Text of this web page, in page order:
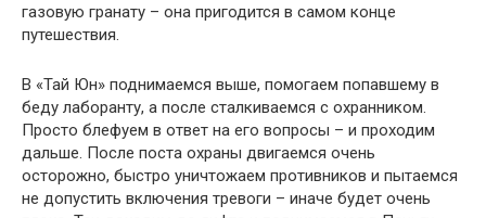
газовую гранату – она пригодится в самом конце
путешествия.
В «Тай Юн» поднимаемся выше, помогаем попавшему в
беду лаборанту, а после сталкиваемся с охранником.
Просто блефуем в ответ на его вопросы – и проходим
дальше. После поста охраны двигаемся очень
осторожно, быстро уничтожаем противников и пытаемся
не допустить включения тревоги – иначе будет очень